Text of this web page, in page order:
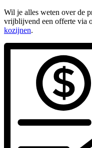
Wil je alles weten over de
vrijblijvend een offerte via
kozijnen.